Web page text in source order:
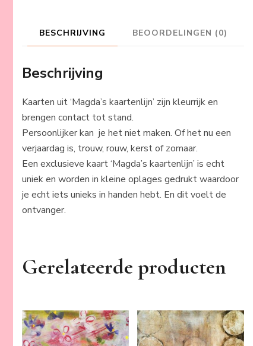
BESCHRIJVING BEOORDELINGEN (0)
Beschrijving
Kaarten uit ‘Magda’s kaartenlijn’ zijn kleurrijk en
brengen contact tot stand.
Persoonlijker kan je het niet maken. Of het nu een
verjaardag is, trouw, rouw, kerst of zomaar.
Een exclusieve kaart ‘Magda’s kaartenlijn’ is echt
uniek en worden in kleine oplages gedrukt waardoor
je echt iets unieks in handen hebt. En dit voelt de
ontvanger.
Gerelateerde producten